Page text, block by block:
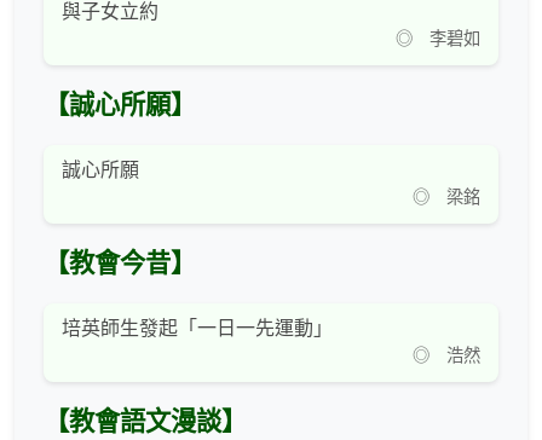
與子女立約
◎ 李碧如
【誠心所願】
誠心所願
◎ 梁銘
【教會今昔】
培英師生發起「一日一先運動」
◎ 浩然
【教會語文漫談】